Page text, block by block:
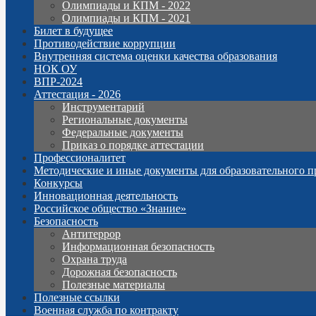
Олимпиады и КПМ - 2022
Олимпиады и КПМ - 2021
Билет в будущее
Противодействие коррупции
Внутренняя система оценки качества образования
НОК ОУ
ВПР-2024
Аттестация - 2026
Инструментарий
Региональные документы
Федеральные документы
Приказ о порядке аттестации
Профессионалитет
Методические и иные документы для образовательного
Конкурсы
Инновационная деятельность
Российское общество «Знание»
Безопасность
Антитеррор
Информационная безопасность
Охрана труда
Дорожная безопасность
Полезные материалы
Полезные ссылки
Военная служба по контракту